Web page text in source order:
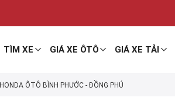
TÌM XE GIÁ XE ÔTÔ GIÁ XE TẢI
HONDA ÔTÔ BÌNH PHƯỚC - ĐỒNG PHÚ